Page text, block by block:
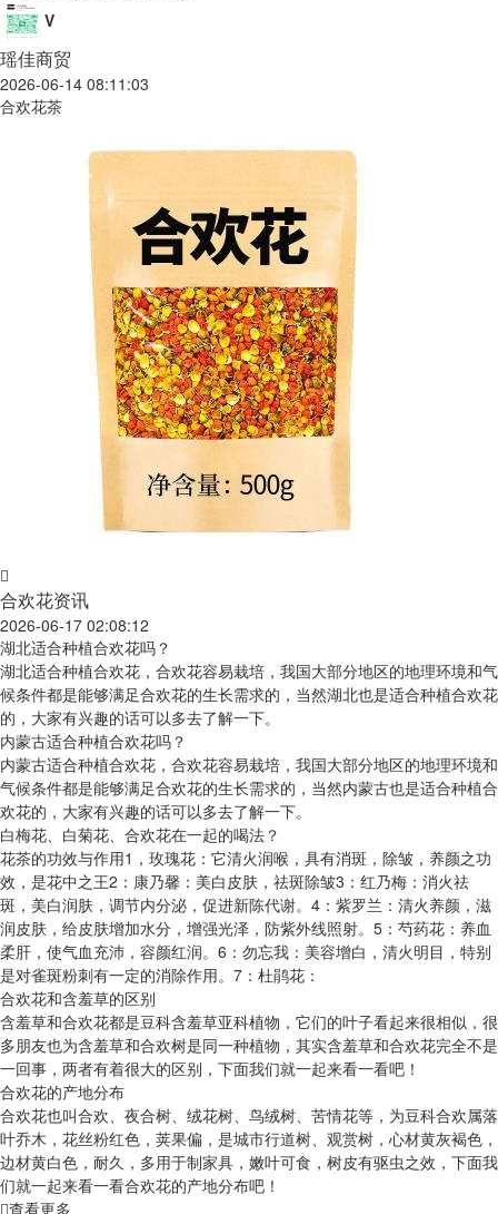
V
瑶佳商贸
2026-06-14 08:11:03
合欢花茶
合欢花资讯
2026-06-17 02:08:12
湖北适合种植合欢花吗？
湖北适合种植合欢花，合欢花容易栽培，我国大部分地区的地理环境和气
候条件都是能够满足合欢花的生长需求的，当然湖北也是适合种植合欢花
的，大家有兴趣的话可以多去了解一下。
内蒙古适合种植合欢花吗？
内蒙古适合种植合欢花，合欢花容易栽培，我国大部分地区的地理环境和
气候条件都是能够满足合欢花的生长需求的，当然内蒙古也是适合种植合
欢花的，大家有兴趣的话可以多去了解一下。
白梅花、白菊花、合欢花在一起的喝法？
花茶的功效与作用1，玫瑰花：它清火润喉，具有消斑，除皱，养颜之功
效，是花中之王2：康乃馨：美白皮肤，祛斑除皱3：红乃梅：消火祛
斑，美白润肤，调节内分泌，促进新陈代谢。4：紫罗兰：清火养颜，滋
润皮肤，给皮肤增加水分，增强光泽，防紫外线照射。5：芍药花：养血
柔肝，使气血充沛，容颜红润。6：勿忘我：美容增白，清火明目，特别
是对雀斑粉刺有一定的消除作用。7：杜鹃花：
合欢花和含羞草的区别
含羞草和合欢花都是豆科含羞草亚科植物，它们的叶子看起来很相似，很
多朋友也为含羞草和合欢树是同一种植物，其实含羞草和合欢花完全不是
一回事，两者有着很大的区别，下面我们就一起来看一看吧！
合欢花的产地分布
合欢花也叫合欢、夜合树、绒花树、鸟绒树、苦情花等，为豆科合欢属落
叶乔木，花丝粉红色，荚果偏，是城市行道树、观赏树，心材黄灰褐色，
边材黄白色，耐久，多用于制家具，嫩叶可食，树皮有驱虫之效，下面我
们就一起来看一看合欢花的产地分布吧！
查看更多